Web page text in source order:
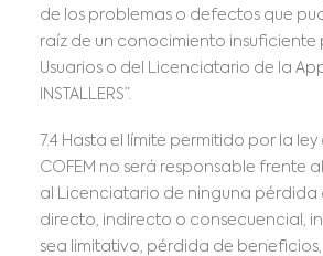
de los problemas o defectos que
raíz de un conocimiento insuficiente
Usuarios o del Licenciatario de la
INSTALLERS”.
7.4 Hasta el límite permitido por la
COFEM no será responsable frente
al Licenciatario de ninguna pérdida
directo, indirecto o consecuencial,
sea limitativo, pérdida de